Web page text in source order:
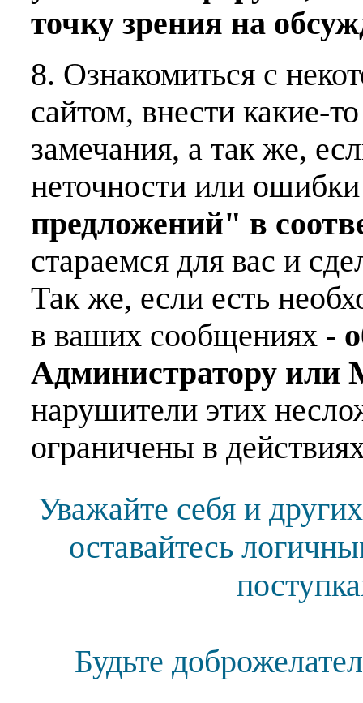
точку зрения на
8. Ознакомиться с
сайтом, внести какие-
замечания, а так же,
неточности или
предложений" в
стараемся для вас и
Так же, если есть
в ваших сообщениях -
Администратору или
нарушители этих
ограничены в
Уважайте себя и
оставайтесь
Будьте